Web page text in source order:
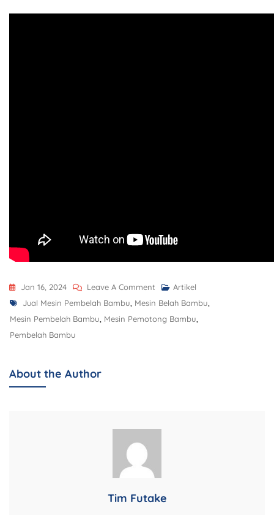
Jan 16, 2024 Leave A Comment
Artikel
Jual Mesin Pembelah Bambu, Mesin Belah Bambu,
Mesin Pembelah Bambu, Mesin Pemotong Bambu,
Pembelah Bambu
About the Author
Tim Futake